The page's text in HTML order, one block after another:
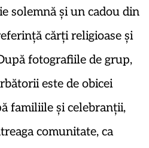
solemnă și un cadou din
cărți religioase și
fotografiile de grup,
este de obicei
familiile și celebranții,
comunitate, ca